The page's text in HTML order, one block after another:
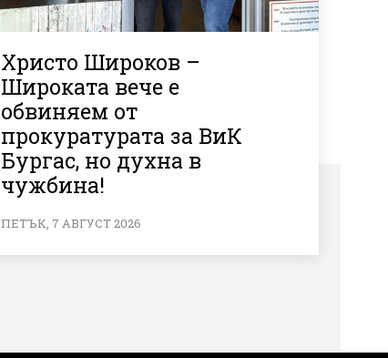
Христо Широков –
Широката вече е
обвиняем от
прокуратурата за ВиК
Бургас, но духна в
чужбина!
ПЕТЪК, 7 АВГУСТ 2026